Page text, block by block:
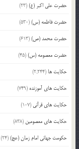
حضرت علی اکبر (ع)(23)
حضرت فاطمه (س)(530)
حضرت محمد (ص)(613)
حضرت معصومه (س)(45)
حکایت ها (2,244)
حکایت های آموزنده (749)
حکایت های قرآنی (107)
حکایت های معصومین (838)
حکومت جهانی امام زمان (عج)(24)